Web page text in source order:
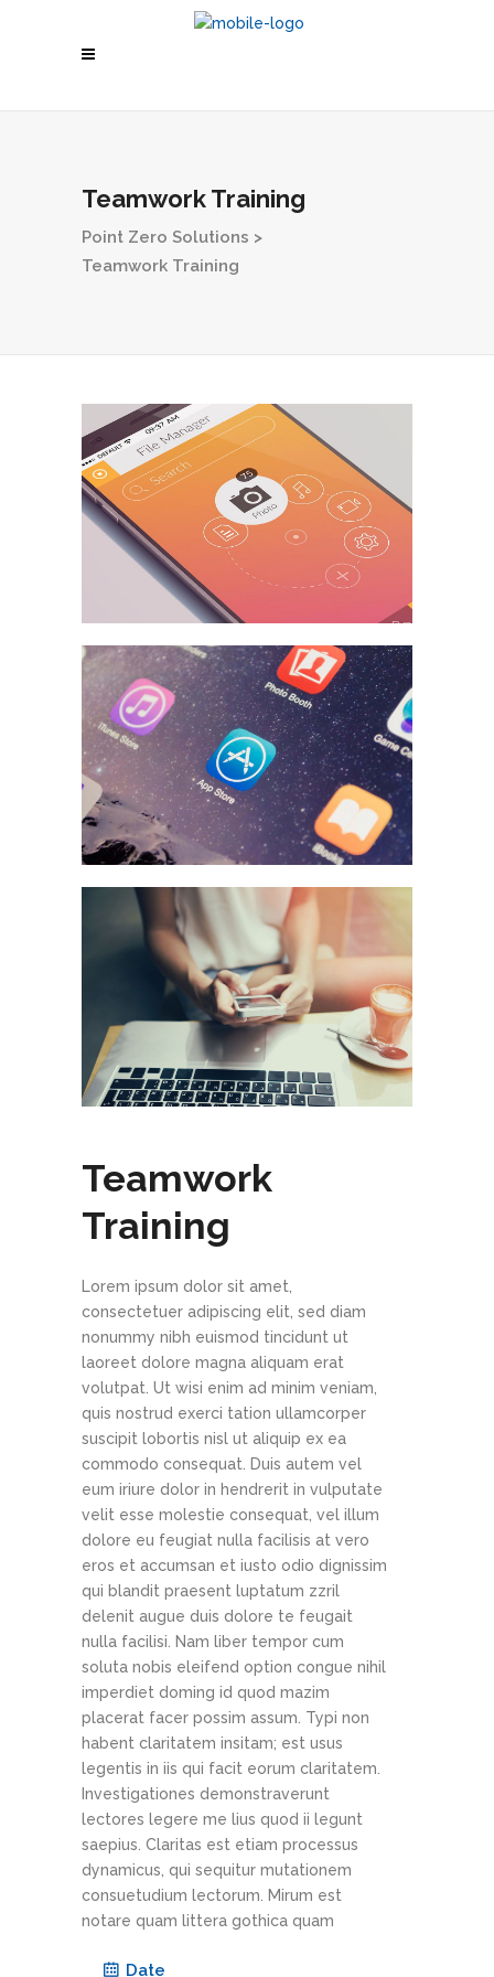
Teamwork Training
Point Zero Solutions >
Teamwork Training
Teamwork
Training
Lorem ipsum dolor sit amet,
consectetuer adipiscing elit, sed diam
nonummy nibh euismod tincidunt ut
laoreet dolore magna aliquam erat
volutpat. Ut wisi enim ad minim veniam,
quis nostrud exerci tation ullamcorper
suscipit lobortis nisl ut aliquip ex ea
commodo consequat. Duis autem vel
eum iriure dolor in hendrerit in vulputate
velit esse molestie consequat, vel illum
dolore eu feugiat nulla facilisis at vero
eros et accumsan et iusto odio dignissim
qui blandit praesent luptatum zzril
delenit augue duis dolore te feugait
nulla facilisi. Nam liber tempor cum
soluta nobis eleifend option congue nihil
imperdiet doming id quod mazim
placerat facer possim assum. Typi non
habent claritatem insitam; est usus
legentis in iis qui facit eorum claritatem.
Investigationes demonstraverunt
lectores legere me lius quod ii legunt
saepius. Claritas est etiam processus
dynamicus, qui sequitur mutationem
consuetudium lectorum. Mirum est
notare quam littera gothica quam
Date
Point Zero Solutions
Phone: +44 (0) 20 3124 1184
Hybrid Mail
Business Workflow
Process Automation
Document Composition
Customer Communication
Privacy Notice
Objectif Lune Technology
Partner